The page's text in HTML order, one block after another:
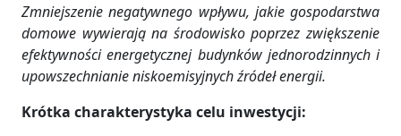
Zmniejszenie negatywnego wpływu, jakie gospodarstwa
domowe wywierają na środowisko poprzez zwiększenie
efektywności energetycznej budynków jednorodzinnych i
upowszechnianie niskoemisyjnych źródeł energii.
Krótka charakterystyka celu inwestycji: